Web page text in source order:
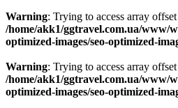
Warning: Trying to access array
/home/akk1/ggtravel.com.ua/www/
optimized-images/seo-optimized-
Warning: Trying to access array
/home/akk1/ggtravel.com.ua/www/
optimized-images/seo-optimized-